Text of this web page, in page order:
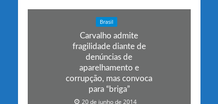
Brasil
Carvalho admite
fragilidade diante de
denúncias de
aparelhamento e
corrupção, mas convoca
para “briga”
20 de junho de 2014